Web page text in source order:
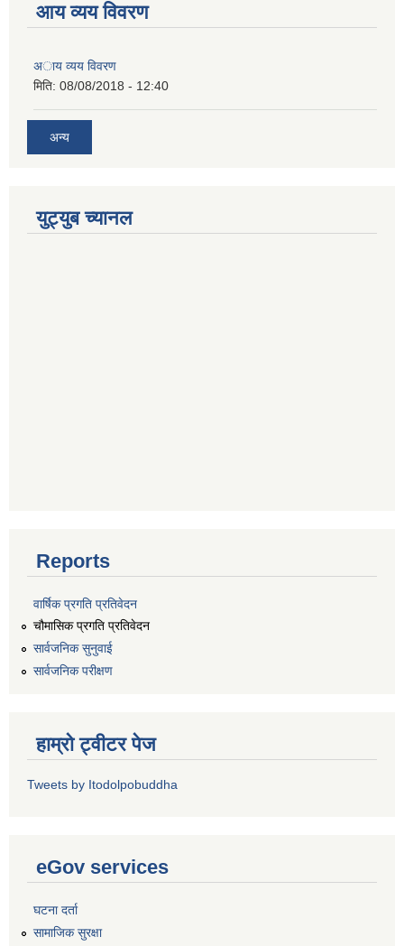
आय व्यय विवरण
अाय व्यय विवरण
मिति: 08/08/2018 - 12:40
अन्य
युट्युब च्यानल
Reports
वार्षिक प्रगति प्रतिवेदन
चौमासिक प्रगति प्रतिवेदन
सार्वजनिक सुनुवाई
सार्वजनिक परीक्षण
हाम्रो ट्वीटर पेज
Tweets by Itodolpobuddha
eGov services
घटना दर्ता
सामाजिक सुरक्षा